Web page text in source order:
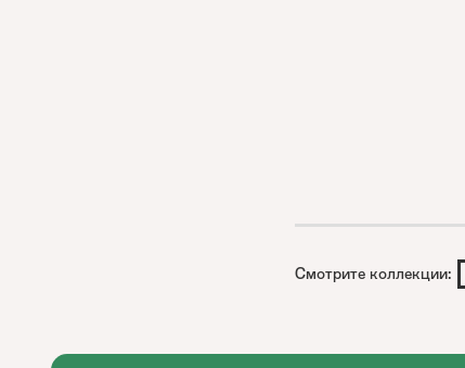
Смотрите коллекции: